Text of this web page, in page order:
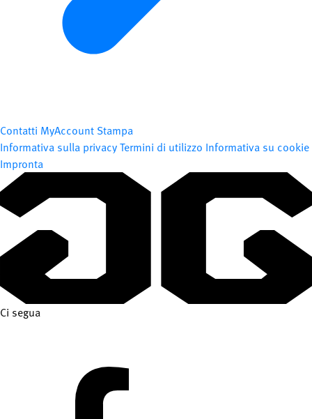
Contatti MyAccount Stampa
Informativa sulla privacyTermini di utilizzo Informativa su cookie
Impronta
Ci segua